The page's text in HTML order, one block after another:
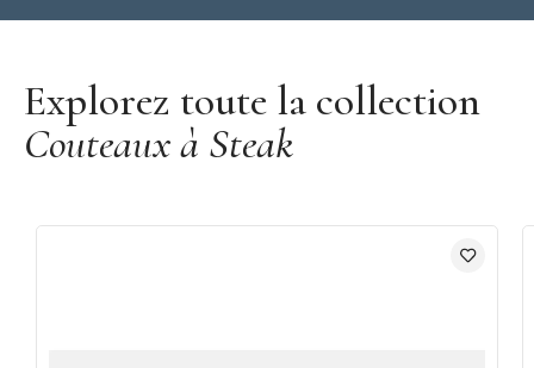
Explorez toute la collection
Couteaux à Steak